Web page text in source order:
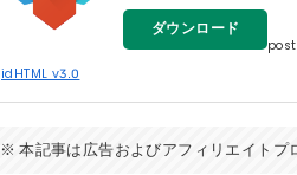
ダウンロード
idHTML v3.0
本記事は広告およびアフィリエイトプ